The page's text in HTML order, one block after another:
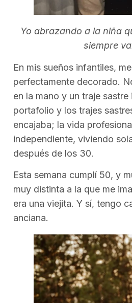
Yo abrazando a la niña
siempre
En mis sueños infantiles,
perfectamente decorado.
en la mano y un traje
portafolio y los trajes
encajaba; la vida
independiente, viviendo
después de los 30.
Esta semana cumplí 50, y
muy distinta a la que me
era una viejita. Y sí, tengo
anciana.